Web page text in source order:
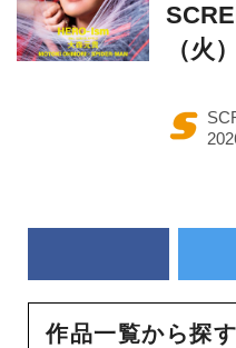
（火
作品一覧から探